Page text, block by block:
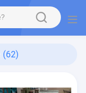
(62)